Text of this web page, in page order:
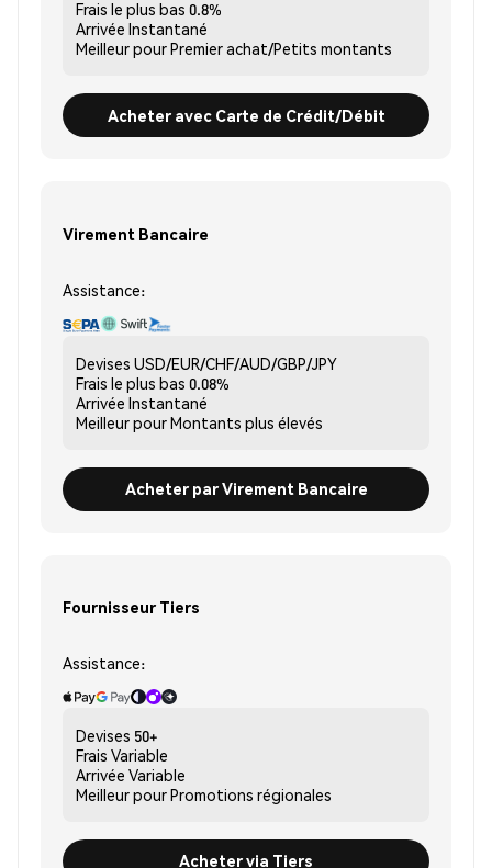
Frais le plus bas 0.8%
Arrivée Instantané
Meilleur pourPremier achat/Petits montants
Acheter avec Carte de Crédit/Débit
Virement Bancaire
Assistance:
Devises USD/EUR/CHF/AUD/GBP/JPY
Frais le plus bas 0.08%
Arrivée Instantané
Meilleur pourMontants plus élevés
Acheter par Virement Bancaire
Fournisseur Tiers
Assistance:
Devises 50+
Frais Variable
Arrivée Variable
Meilleur pourPromotions régionales
Acheter via Tiers